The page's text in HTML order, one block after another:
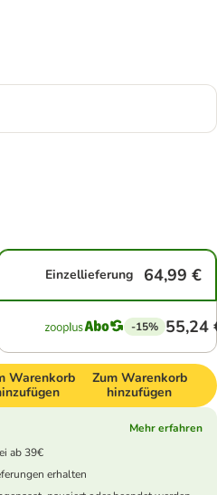
Einzellieferung 64,99 €
-15% 55,24
Warenkorb
Zum Warenkorb
hinzufügen
Mehr erfahren
ab 39€
erhalten